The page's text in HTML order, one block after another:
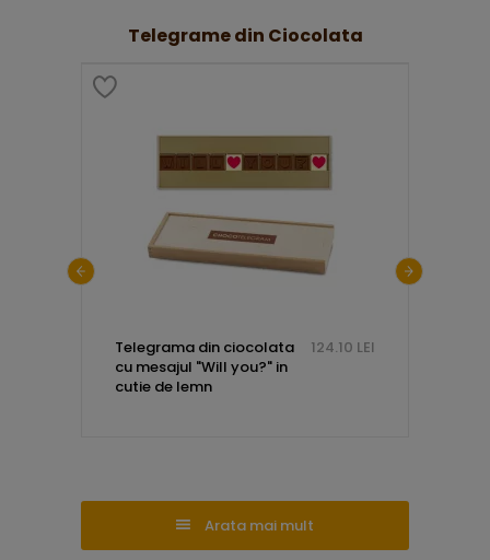
Telegrame din Ciocolata
Telegrama din ciocolata
cu mesajul "Will you?" in
cutie de lemn
124.10 LEI
Arata mai mult